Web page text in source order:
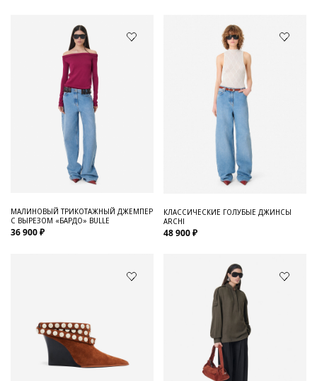
МАЛИНОВЫЙ ТРИКОТАЖНЫЙ ДЖЕМПЕР
С ВЫРЕЗОМ «БАРДО» BULLE
36 900 ₽
КЛАССИЧЕСКИЕ ГОЛУБЫЕ ДЖИНСЫ
ARCHI
48 900 ₽